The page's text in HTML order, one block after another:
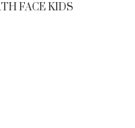
FACE KIDS